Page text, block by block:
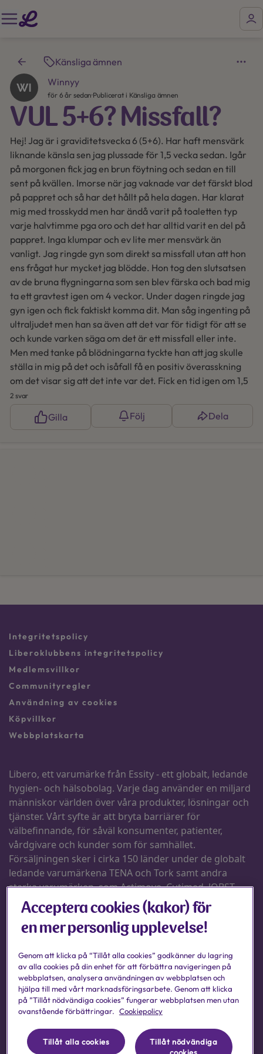
Känsliga ämnen
Winnyy
för 6 år sedan·Publicerat i Känsliga ämnen
VUL 5+6? Missfall?
Hej! Jag är i graviditetsvecka 6 (5+6). Har haft mensvärk
liknande känsla sen jag plussade för 1,5 vecka sedan. Igår
på morgonen fick jag en brun föytning och sedan en till
sent på kvällen. Imorse när jag vaknade var det färskt blod
på pappret och så har det hållt på hela dagen. Har klarat
mig med trosskydd men har ändå varit på toaletten typ
varje halvtimme pga oro och det har alltid varit en del på
pappret. Inga klumpar och ev lite mer mensvärk än
vanligt. Jag ringde gyn som direkt sa missfall utan att hon
ens frågat hur mycket jag blödde. Hon tog den slutsatsen
av de bruna flygningarna som sen blev färska och bad mig
ta ett gravtest igen om 4 veckor. Under dagen ringde jag
gyn igen och fick faktiskt komma dit. Man såg ingenting på
ultraljudet men han sa även att det var för tidigt för att se
och kunde varken säga om det är ett missfall eller inte.
Men med tanke på blödningarna tyckte han att jag skulle
ställa in mig på det och isåfall få en positiv överasskning
om det visar sig att det inte var det. Fick en tid igen om 1,5
vecka för att se om det finns något där eller om det är ett
missfall. Någon som varit med om liknande? Var det
missfall? Jag är helt förstörd nu.
2 svar
Gilla Följ Dela
Acceptera cookies (kakor) för
en mer personlig upplevelse!
Genom att klicka på “Tillåt alla cookies” godkänner du lagring
av alla cookies på din enhet för att förbättra navigeringen på
webbplatsen, analysera användningen av webbplatsen och
hjälpa till med vårt marknadsföringsarbete. Genom att klicka
på ”Tillåt nödvändiga cookies” fungerar webbplatsen men utan
ovanstående förbättringar. Cookiepolicy
Tillåt alla cookies
Tillåt nödvändiga